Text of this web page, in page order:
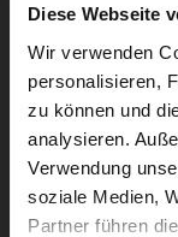
Diese Webseite
Wir verwenden
personalisieren,
zu können und
analysieren.
Verwendung
soziale Medien,
Partner führen